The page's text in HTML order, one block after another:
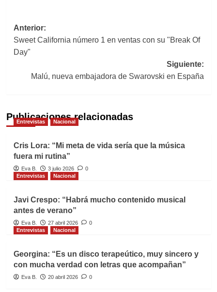
Navegación
de
entradas
Anterior:
Sweet California número 1 en ventas con su "Break Of
Day"
Siguiente:
Malú, nueva embajadora de Swarovski en España
Publicaciones relacionadas
Entrevistas Nacional
Cris Lora: “Mi meta de vida sería que la música
fuera mi rutina”
Eva B. 3 julio 2026
0
Entrevistas
Nacional
Javi Crespo: “Habrá mucho contenido musical
antes de verano”
Eva B. 27 abril 2026
0
Entrevistas
Nacional
Georgina: “Es un disco terapeútico, muy sincero y
con mucha verdad con letras que acompañan”
Eva B. 20 abril 2026 0